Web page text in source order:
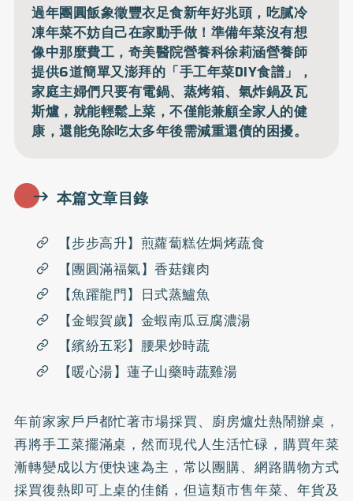
過年團圓飯象徵豐衣足食新年好兆頭，吃膩冷
凍年菜不妨自己在家動手做！準備年菜沒有想
像中那麼費工，奇美醫院營養科徐莉涵營養師
提供6道簡單又澎拜的「手工年菜DIY食譜」，
家庭主婦們只要有電鍋、蒸烤箱、氣炸鍋及瓦
斯爐，就能輕鬆上菜，不僅能兼顧全家人的健
康，還能免除吃太多年後需減重還債的困擾。
本篇文章目錄
【步步高升】煎蘿蔔糕佐焗烤蔬食
【團圓滿福氣】香菇鑲肉
【魚躍龍門】日式蒸鱸魚
【金蝦賀歲】金蝦南瓜豆腐濃湯
【繽紛五彩】腰果炒時蔬
【暖心湯】蓮子山藥時蔬雞湯
年前家家戶戶都忙著市場採買、廚房爐灶熱鬧辦桌，
再將手工菜擺滿桌，然而現代人生活忙碌，購買年菜
漸轉變成以方便快速為主，常以團購、網路購物方式
採買復熱即可上桌的佳餚，但這類市售年菜、年貨及